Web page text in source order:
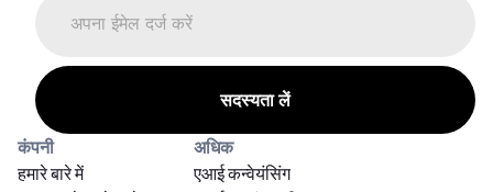
कंपनी
हमारे बारे में
अधिक
एआई कन्वेयंसिंग